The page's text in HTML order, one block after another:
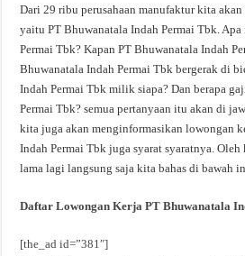
Dari 29 ribu perusahaan manufaktur kita akan
yaitu PT Bhuwanatala Indah Permai Tbk.
Permai Tbk? Kapan PT Bhuwanatala Indah
Bhuwanatala Indah Permai Tbk bergerak di
Indah Permai Tbk milik siapa? Dan berapa
Permai Tbk? semua pertanyaan itu akan di
kita juga akan menginformasikan lowongan
Indah Permai Tbk juga syarat syaratnya.
lama lagi langsung saja kita bahas di bawah
Daftar Lowongan Kerja PT Bhuwanatala
[the_ad id=”381″]